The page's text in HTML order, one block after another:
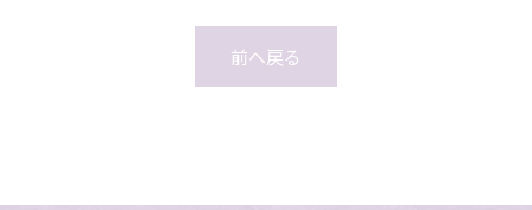
前へ戻る